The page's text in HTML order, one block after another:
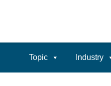
Topic Industry